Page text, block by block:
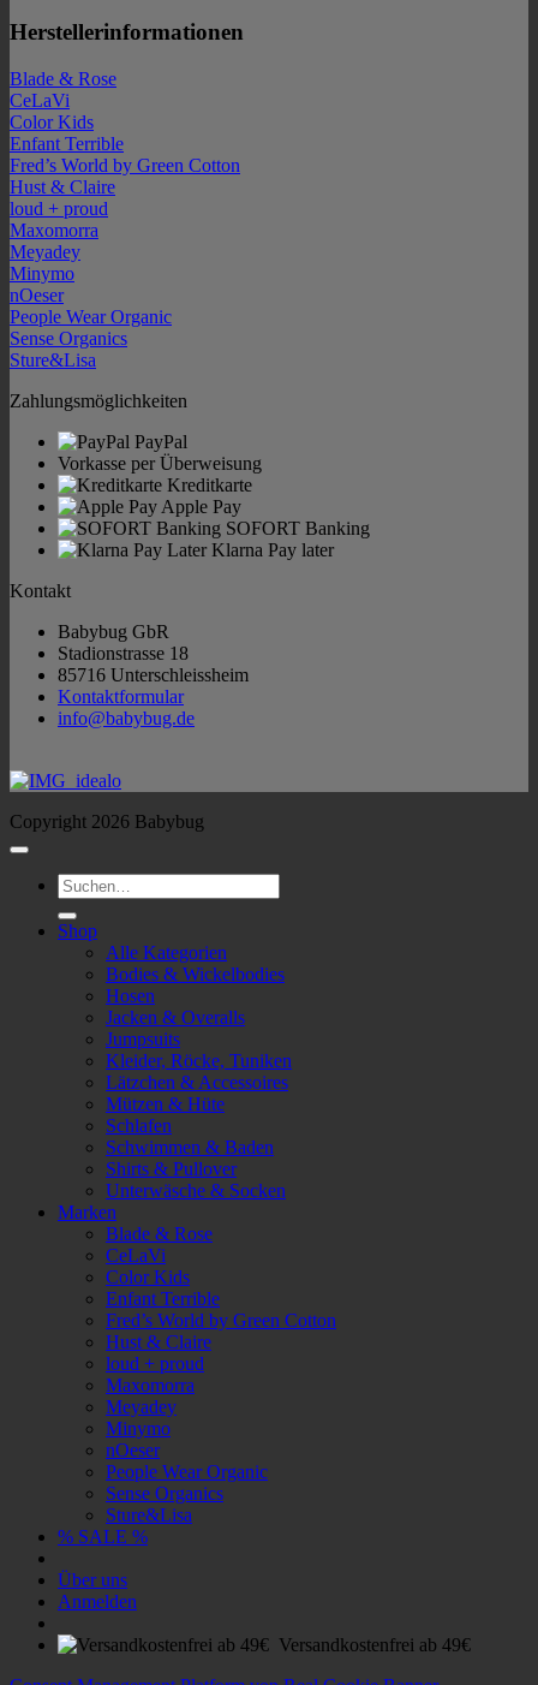
Herstellerinformationen
Blade & Rose
CeLaVi
Color Kids
Enfant Terrible
Fred’s World by Green Cotton
Hust & Claire
loud + proud
Maxomorra
Meyadey
Minymo
nOeser
People Wear Organic
Sense Organics
Sture&Lisa
Zahlungsmöglichkeiten
PayPal
Vorkasse per Überweisung
Kreditkarte
Apple Pay
SOFORT Banking
Klarna Pay later
Kontakt
Babybug GbR
Stadionstrasse 18
85716 Unterschleissheim
Kontaktformular
info@babybug.de
Copyright 2026 Babybug
Suchen
nach:
Shop
Alle Kategorien
Bodies & Wickelbodies
Hosen
Jacken & Overalls
Jumpsuits
Kleider, Röcke, Tuniken
Lätzchen & Accessoires
Mützen & Hüte
Schlafen
Schwimmen & Baden
Shirts & Pullover
Unterwäsche & Socken
Marken
Blade & Rose
CeLaVi
Color Kids
Enfant Terrible
Fred’s World by Green Cotton
Hust & Claire
loud + proud
Maxomorra
Meyadey
Minymo
nOeser
People Wear Organic
Sense Organics
Sture&Lisa
% SALE %
Über uns
Anmelden
Versandkostenfrei ab 49€